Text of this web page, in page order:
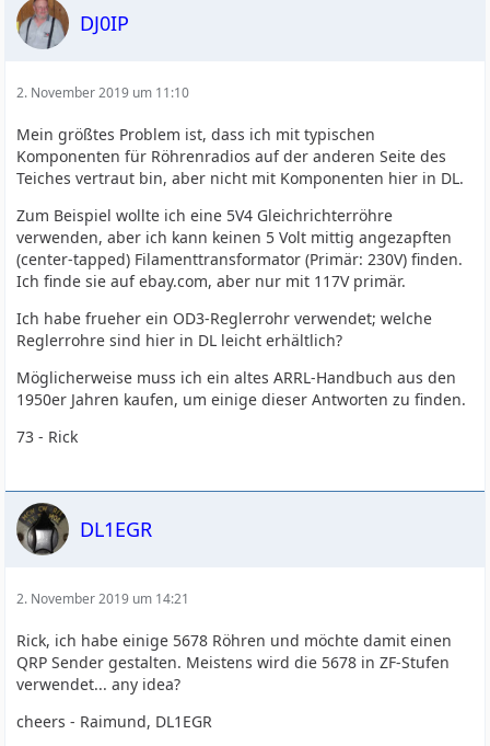
DJ0IP
2. November 2019 um 11:10
Mein größtes Problem ist, dass ich mit typischen
Komponenten für Röhrenradios auf der anderen Seite des
Teiches vertraut bin, aber nicht mit Komponenten hier in DL.
Zum Beispiel wollte ich eine 5V4 Gleichrichterröhre
verwenden, aber ich kann keinen 5 Volt mittig angezapften
(center-tapped) Filamenttransformator (Primär: 230V) finden.
Ich finde sie auf ebay.com, aber nur mit 117V primär.
Ich habe frueher ein OD3-Reglerrohr verwendet; welche
Reglerrohre sind hier in DL leicht erhältlich?
Möglicherweise muss ich ein altes ARRL-Handbuch aus den
1950er Jahren kaufen, um einige dieser Antworten zu finden.
73 - Rick
DL1EGR
2. November 2019 um 14:21
Rick, ich habe einige 5678 Röhren und möchte damit einen
QRP Sender gestalten. Meistens wird die 5678 in ZF-Stufen
verwendet... any idea?
cheers - Raimund, DL1EGR